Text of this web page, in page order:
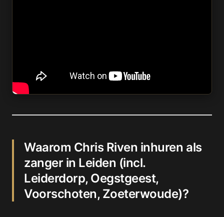
Waarom Chris Riven inhuren als
zanger in Leiden (incl.
Leiderdorp, Oegstgeest,
Voorschoten, Zoeterwoude)?